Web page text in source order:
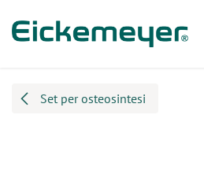
Set per osteosintesi